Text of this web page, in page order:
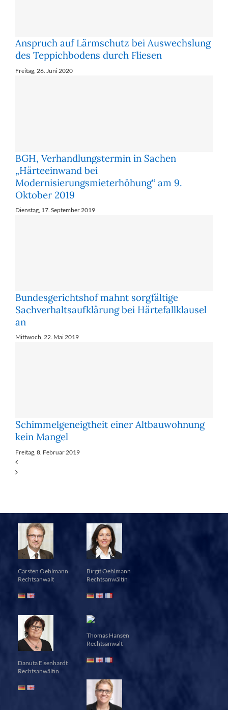
Anspruch auf Lärmschutz bei Auswechslung
des Teppichbodens durch Fliesen
Freitag, 26. Juni 2020
BGH, Verhandlungstermin in Sachen
„Härteeinwand bei
Modernisierungsmieterhöhung“ am 9.
Oktober 2019
Dienstag, 17. September 2019
Bundesgerichtshof mahnt sorgfältige
Sachverhaltsaufklärung bei Härtefallklausel
an
Mittwoch, 22. Mai 2019
Schimmelgeneigtheit einer Altbauwohnung
kein Mangel
Freitag, 8. Februar 2019
Carsten Oehlmann
Rechtsanwalt
Birgit Oehlmann
Rechtsanwältin
Danuta Eisenhardt
Rechtsanwältin
Thomas Hansen
Rechtsanwalt